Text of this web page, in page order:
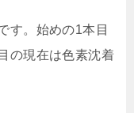
す。始めの1本目
の現在は色素沈着